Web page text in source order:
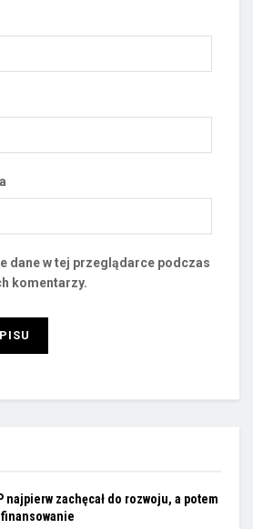
dane w tej przeglądarce podczas
komentarzy.
najpierw zachęcał do rozwoju, a potem
finansowanie